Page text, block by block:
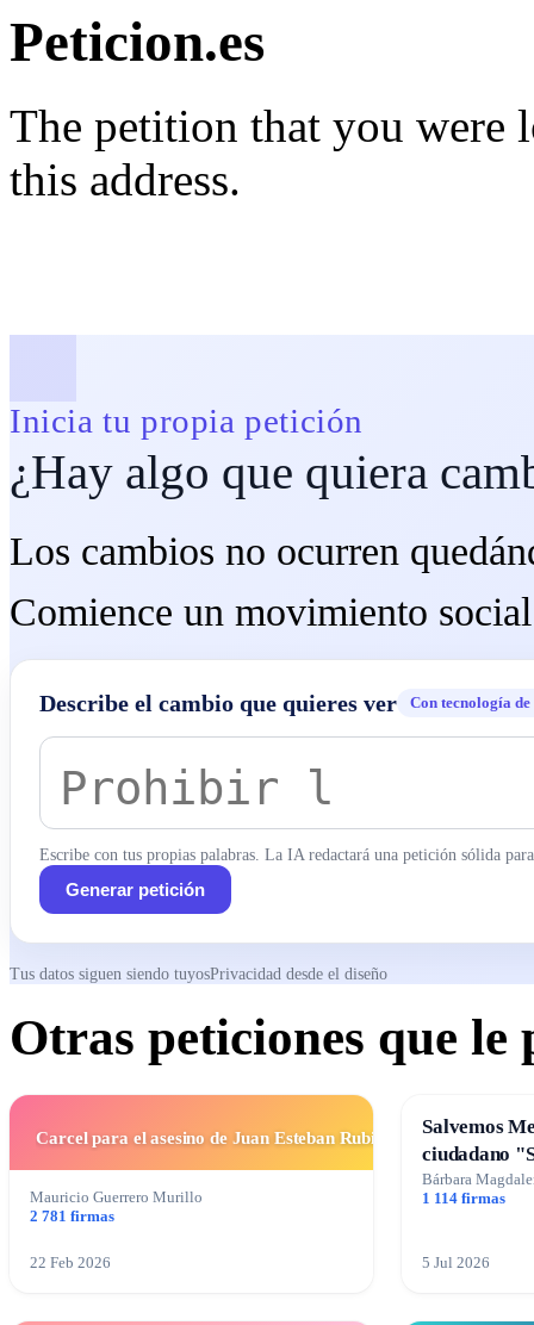
Peticion.es
The petition that you
this address.
Inicia tu propia petición
¿Hay algo que quiera
Los cambios no ocurren
Comience un movimiento
Describe el cambio que quieres ver Con tecnología
Escribe con tus propias palabras. La IA redactará una petición sólida
Generar petición
Tus datos siguen siendo tuyosPrivacidad desde el diseño
Otras peticiones que le
Carcel para el asesino de Juan Esteban Rubio
Mauricio Guerrero Murillo
2 781 firmas
22 Feb 2026
Salvemos
ciudadano
Bárbara
1 114 firmas
5 Jul 2026